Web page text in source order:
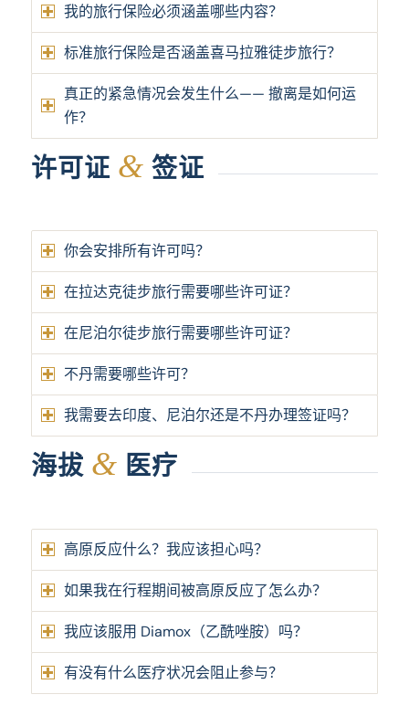
我的旅行保险必须涵盖哪些内容？
标准旅行保险是否涵盖喜马拉雅徒步旅行？
真正的紧急情况会发生什么—— 撤离是如何运
作？
许可证 & 签证
你会安排所有许可吗？
在拉达克徒步旅行需要哪些许可证？
在尼泊尔徒步旅行需要哪些许可证？
不丹需要哪些许可？
我需要去印度、尼泊尔还是不丹办理签证吗？
海拔 & 医疗
高原反应什么？我应该担心吗？
如果我在行程期间被高原反应了怎么办？
我应该服用 Diamox（乙酰唑胺）吗？
有没有什么医疗状况会阻止参与？